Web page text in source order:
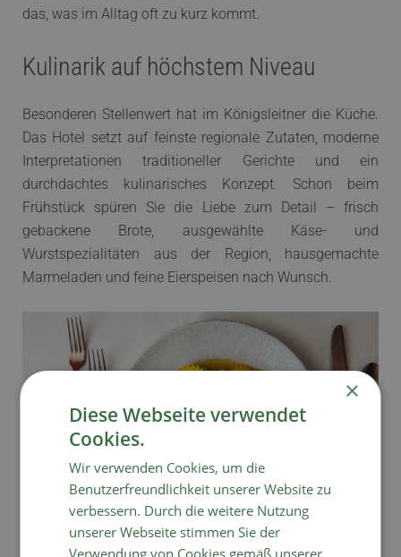
das, was im Alltag oft zu kurz kommt.
Kulinarik auf höchstem Niveau
Besonderen Stellenwert hat im Königsleitner die Küche.
Das Hotel setzt auf feinste regionale Zutaten, moderne
Interpretationen traditioneller Gerichte und ein
durchdachtes kulinarisches Konzept. Schon beim
Frühstück spüren Sie die Liebe zum Detail – frisch
gebackene Brote, ausgewählte Käse- und
Wurstspezialitäten aus der Region, hausgemachte
Marmeladen und feine Eierspeisen nach Wunsch.
Am Abend entfaltet sich dann das ganze Können des
×
Diese Webseite verwendet
Cookies.
Wir verwenden Cookies, um die
Benutzerfreundlichkeit unserer Website zu
verbessern. Durch die weitere Nutzung
unserer Webseite stimmen Sie der
Verwendung von Cookies gemäß unserer